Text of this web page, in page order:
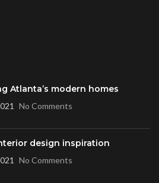
Atlanta’s modern homes
No Comments
design inspiration
No Comments